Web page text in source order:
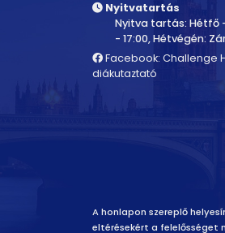
Nyitvatartás
Nyitva tartás: Hétfő -
- 17:00, Hétvégén:
Facebook: Challenge
diákutaztató
A honlapon szereplő
eltérésekért a felelősséget